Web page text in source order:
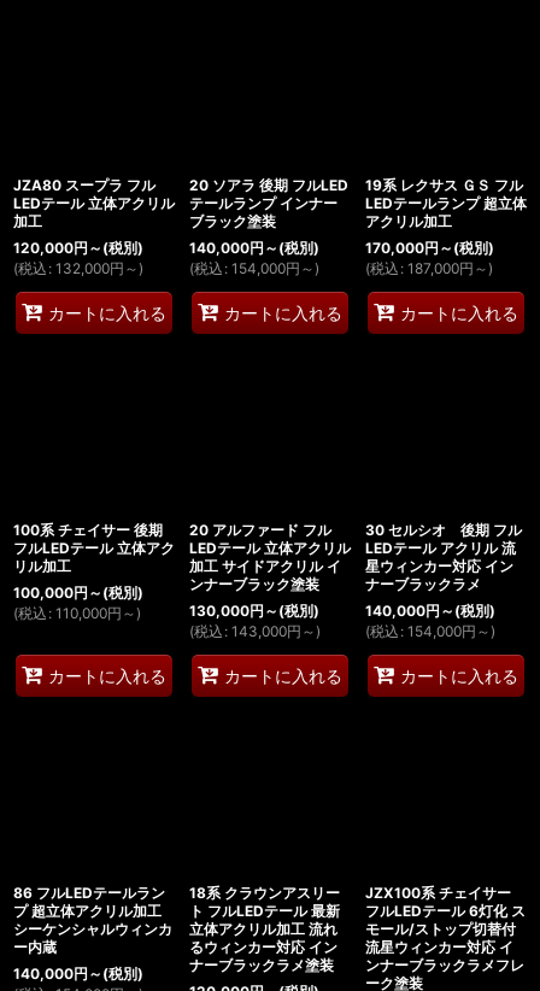
JZA80 スープラ フル
LEDテール 立体アクリル
加工
120,000円 ～ (税別)
(税込 : 132,000円 ～)
カートに入れる
20 ソアラ 後期 フルLED
テールランプ インナー
ブラック塗装
140,000円 ～ (税別)
(税込 : 154,000円 ～)
カートに入れる
19系 レクサス ＧＳ フル
LEDテールランプ 超立体
アクリル加工
170,000円 ～ (税別)
(税込 : 187,000円 ～)
カートに入れる
100系 チェイサー 後期
フルLEDテール 立体アク
リル加工
100,000円 ～ (税別)
(税込 : 110,000円 ～)
カートに入れる
20 アルファード フル
LEDテール 立体アクリル
加工 サイドアクリル イ
ンナーブラック塗装
130,000円 ～ (税別)
(税込 : 143,000円 ～)
カートに入れる
30 セルシオ 後期 フル
LEDテール アクリル 流
星ウィンカー対応 イン
ナーブラックラメ
140,000円 ～ (税別)
(税込 : 154,000円 ～)
カートに入れる
86 フルLEDテールラン
プ 超立体アクリル加工
シーケンシャルウィンカ
ー内蔵
140,000円 ～ (税別)
18系 クラウンアスリー
ト フルLEDテール 最新
立体アクリル加工 流れ
るウィンカー対応 イン
ナーブラックラメ塗装
JZX100系 チェイサー
フルLEDテール 6灯化 ス
モール/ストップ切替付
流星ウィンカー対応 イ
ンナーブラックラメフレ
ーク塗装